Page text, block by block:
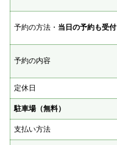
予約の方法・ 当日の予約も受付
予約の内容
定休日
駐車場（無料）
支払い方法